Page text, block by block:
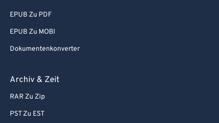
EPUB Zu PDF
EPUB Zu MOBI
Dokumentenkonverter
Archiv & Zeit
RAR Zu Zip
PST Zu EST